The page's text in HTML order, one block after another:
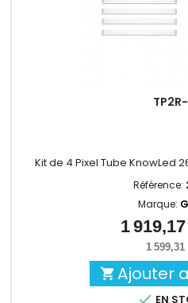
Kit de 4 Pixel Tube KnowLed
Référence:
Marque:
1
1 599,31
 Ajouter
 EN